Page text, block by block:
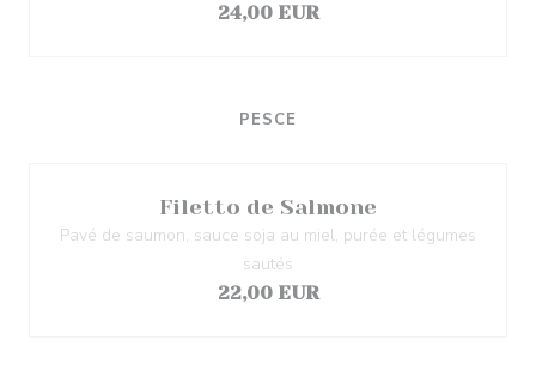
24,00 EUR
PESCE
Filetto de Salmone
Pavé de saumon, sauce soja au miel, purée et légumes
sautés
22,00 EUR